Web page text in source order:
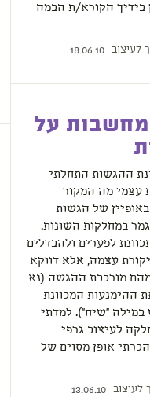
בידיך הקורא/ת הבמה
לעיצוב 18.06.10
על
ההגשות התחלתי
עצמי מה המקור
של הגשות
במחלקות השונות.
לפערים ולהבדלים
עצמה, אלא דווקא
מורכבת ההגשה (נא
ההימנעות המכוונת
"שיח"). למדתי
לעיצוב גרפי
אופן מסוים של
לעיצוב 13.06.10